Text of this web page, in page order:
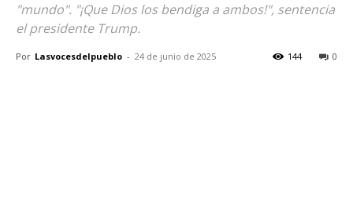
"mundo". "¡Que Dios los bendiga a ambos!", sentencia
el presidente Trump.
Por Lasvocesdelpueblo - 24 de junio de 2025 0
144